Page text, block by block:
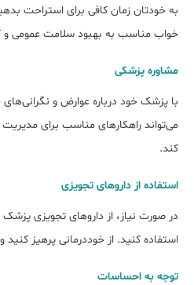
به خودتان زمان کافی برای استراحت
خواب مناسب به بهبود سلامت
مشاوره پزشکی
با پزشک خود درباره عوارض و
می‌تواند راهکارهای مناسب برای
کند.
استفاده از داروهای تجویزی
در صورت نیاز، از داروهای تجویزی
استفاده کنید. از خوددرمانی پرهیز
توجه به احساسات